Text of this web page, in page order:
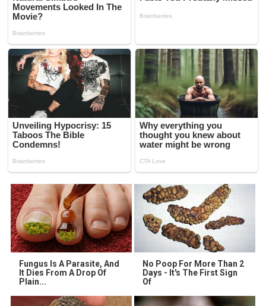
Fungus Is A Parasite, And
It Dies From A Drop Of
Plain...
No Poop For More Than 2
Days - It's The First Sign
Of